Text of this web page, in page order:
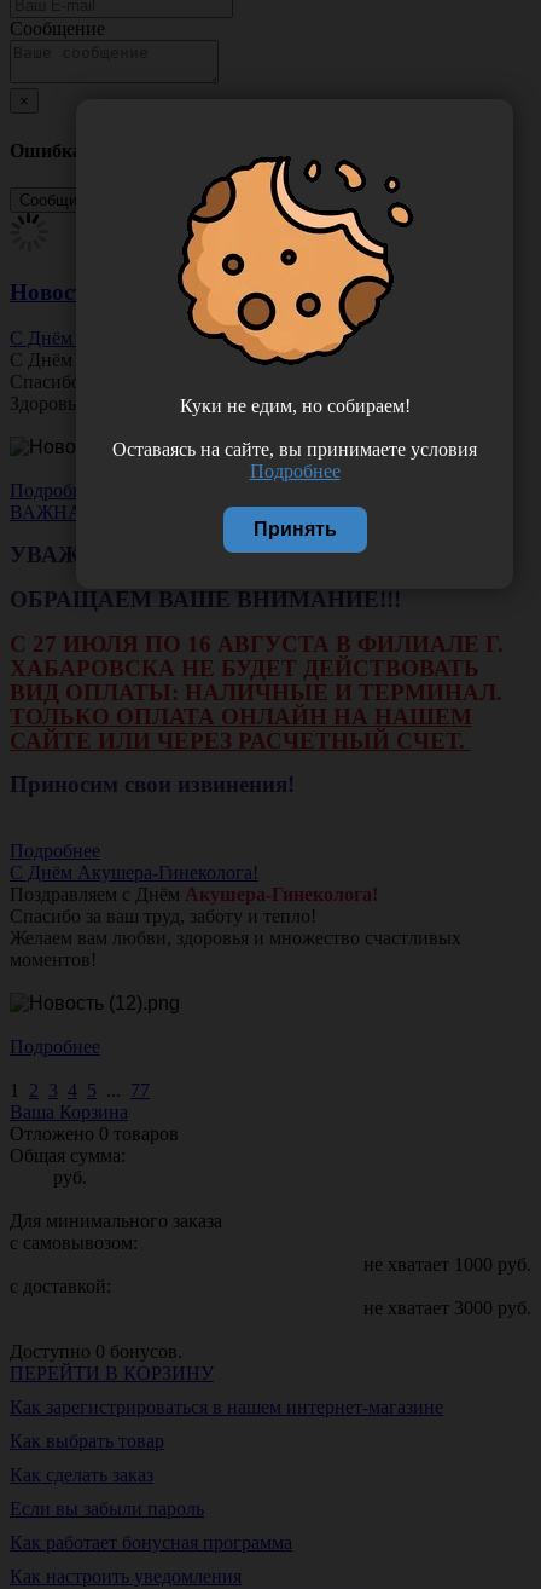
Сообщение
×
Ошибка
Новости
С Днём Офтальмолога!
С Днём
Спасибо за ясное зрение и заботу о пациентах.
Здоровья вам и новых профессиональных побед!
Подробнее
ВАЖНАЯ НОВОСТЬ
УВАЖАЕМЫЕ КЛИЕНТЫ!
ОБРАЩАЕМ ВАШЕ ВНИМАНИЕ!!!
С 27 ИЮЛЯ ПО 16 АВГУСТА В ФИЛИАЛЕ Г.
ХАБАРОВСКА НЕ БУДЕТ ДЕЙСТВОВАТЬ
ВИД ОПЛАТЫ: НАЛИЧНЫЕ И ТЕРМИНАЛ.
ТОЛЬКО ОПЛАТА ОНЛАЙН НА НАШЕМ
САЙТЕ ИЛИ ЧЕРЕЗ РАСЧЕТНЫЙ СЧЕТ.
Приносим свои извинения!
Подробнее
С Днём Акушера-Гинеколога!
Поздравляем с Днём Акушера-Гинеколога!
Спасибо за ваш труд, заботу и тепло!
Желаем вам любви, здоровья и множество счастливых
моментов!
Подробнее
1 2 3 4 5 ... 77
Ваша Корзина
Отложено 0 товаров
Общая сумма:
руб.
Для минимального заказа
с самовывозом:
не хватает 1000 руб.
с доставкой:
не хватает 3000 руб.
Доступно 0 бонусов.
ПЕРЕЙТИ В КОРЗИНУ
Как зарегистрироваться в нашем интернет-магазине
Как выбрать товар
Как сделать заказ
Если вы забыли пароль
Как работает бонусная программа
Как настроить уведомления
Куки не едим, но собираем!
Оставаясь на сайте, вы принимаете условия
Подробнее
Принять